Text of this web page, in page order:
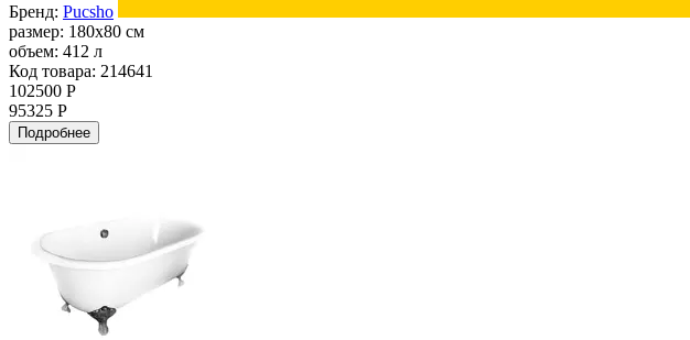
Бренд: Pucsho
размер: 180x80 см
объем: 412 л
Код товара: 214641
102500 Р
95325 Р
Подробнее